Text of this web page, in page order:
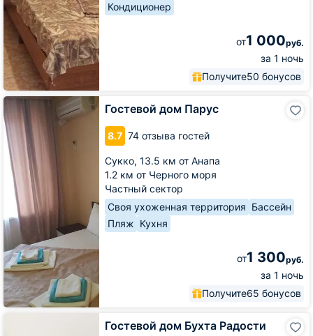
Кондиционер
от1 000руб.
за 1 ночь
Получите50 бонусов
Гостевой дом Парус
8.7 74 отзыва гостей
Сукко, 13.5 км от Анапа
1.2 км от Черного моря
Частный сектор
Своя ухоженная территория Бассейн
Пляж Кухня
от1 300руб.
за 1 ночь
Получите65 бонусов
Гостевой
дом
Парус
Гостевой дом Бухта Радости